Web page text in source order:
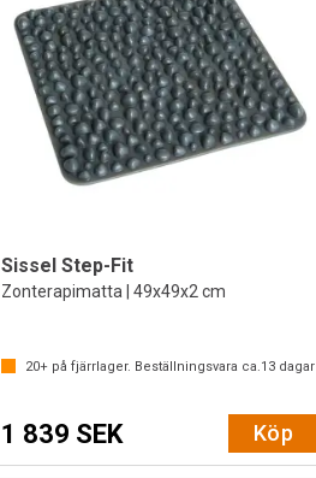
Sissel Step-Fit
Zonterapimatta | 49x49x2 cm
20+ på fjärrlager. Beställningsvara ca.13 dagar
1 839 SEK Köp